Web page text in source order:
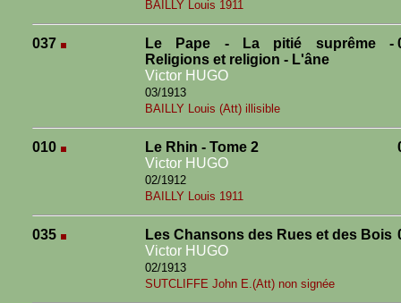
BAILLY Louis 1911
037
Le Pape - La pitié suprême -
Religions et religion - L'âne
Victor HUGO
03/1913
BAILLY Louis (Att) illisible
010
Le Rhin - Tome 2
Victor HUGO
02/1912
BAILLY Louis 1911
035
Les Chansons des Rues et des Bois
Victor HUGO
02/1913
SUTCLIFFE John E.(Att) non signée